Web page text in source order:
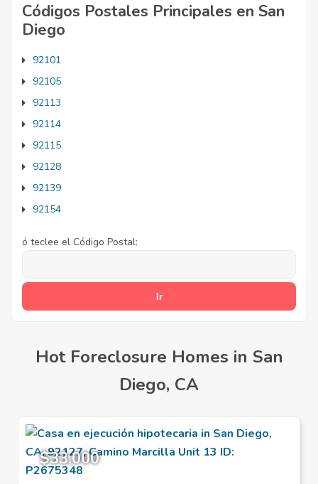
Códigos Postales Principales en San
Diego
92101
92105
92113
92114
92115
92128
92139
92154
ó teclee el Código Postal:
Hot Foreclosure Homes in San
Diego, CA
$33,000